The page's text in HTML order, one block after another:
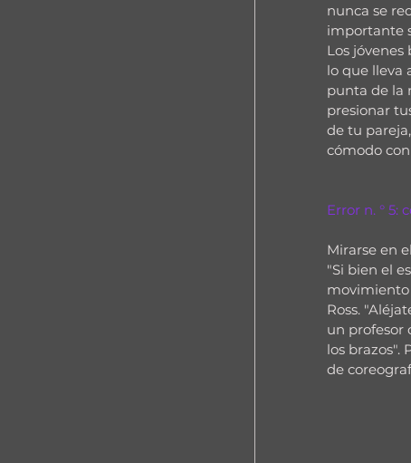
nunca se
importante
Los
lo que lleva
punta de la
presionar
de tu
cómodo
Error n. ° 5:
Mirarse en
"Si bien el
movimiento
Ross.
un profesor
los brazos".
de